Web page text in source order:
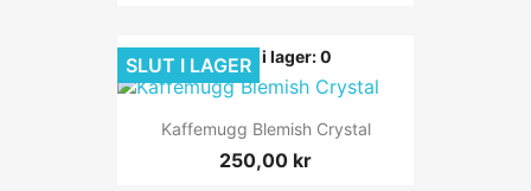
Finns i lager: 0
Kaffemugg Blemish Crystal
250,00 kr
SLUT I LAGER